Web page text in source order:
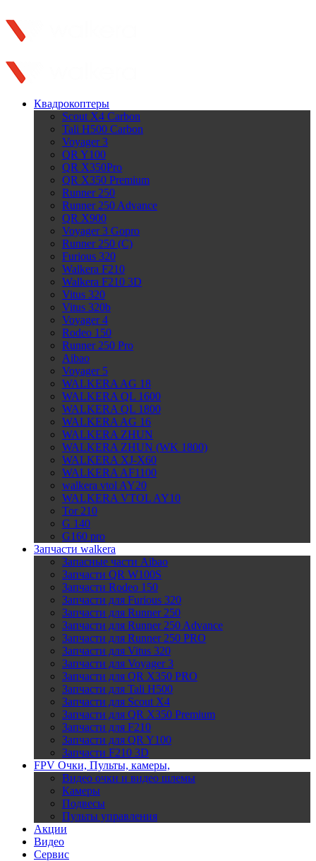
Квадрокоптеры
Scout X4 Carbon
Tali H500 Carbon
Voyager 3
QR Y100
QR X350Pro
QR X350 Premium
Runner 250
Runner 250 Advance
QR X900
Voyager 3 Gopro
Runner 250 (C)
Furious 320
Walkera F210
Walkera F210 3D
Vitus 320
Vitus 320b
Voyager 4
Rodeo 150
Runner 250 Pro
Aibao
Voyager 5
WALKERA AG 18
WALKERA QL 1600
WALKERA QL 1800
WALKERA AG 16
WALKERA ZHUN
WALKERA ZHUN (WK 1800)
WALKERA XJ-X60
WALKERA AF1100
walkera vtol AY20
WALKERA VTOL AY10
Tor 210
G 140
G160 pro
Запчасти walkera
Запасные части Aibao
Запчасти QR W100S
Запчасти Rodeo 150
Запчасти для Furious 320
Запчасти для Runner 250
Запчасти для Runner 250 Advance
Запчасти для Runner 250 PRO
Запчасти для Vitus 320
Запчасти для Voyager 3
Запчасти для QR X350 PRO
Запчасти для Tali H500
Запчасти для Scout X4
Запчасти для QR X350 Premium
Запчасти для F210
Запчасти для QR Y100
Запчасти F210 3D
FPV Очки, Пульты, камеры,
Видео очки и видео шлемы
Камеры
Подвесы
Пульты управления
Акции
Видео
Сервис